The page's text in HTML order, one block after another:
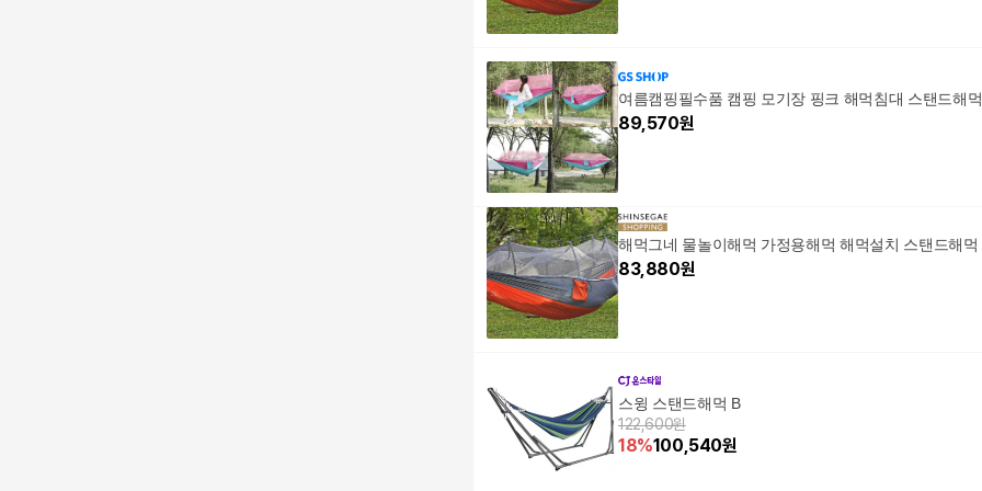
여름캠핑필수품 캠핑 모기장 핑크 해먹침대 스탠드해먹
89,570원
해먹그네 물놀이해먹 가정용해먹 해먹설치 스탠드해먹
83,880원
스윙 스탠드해먹 B
122,600원
18%100,540원